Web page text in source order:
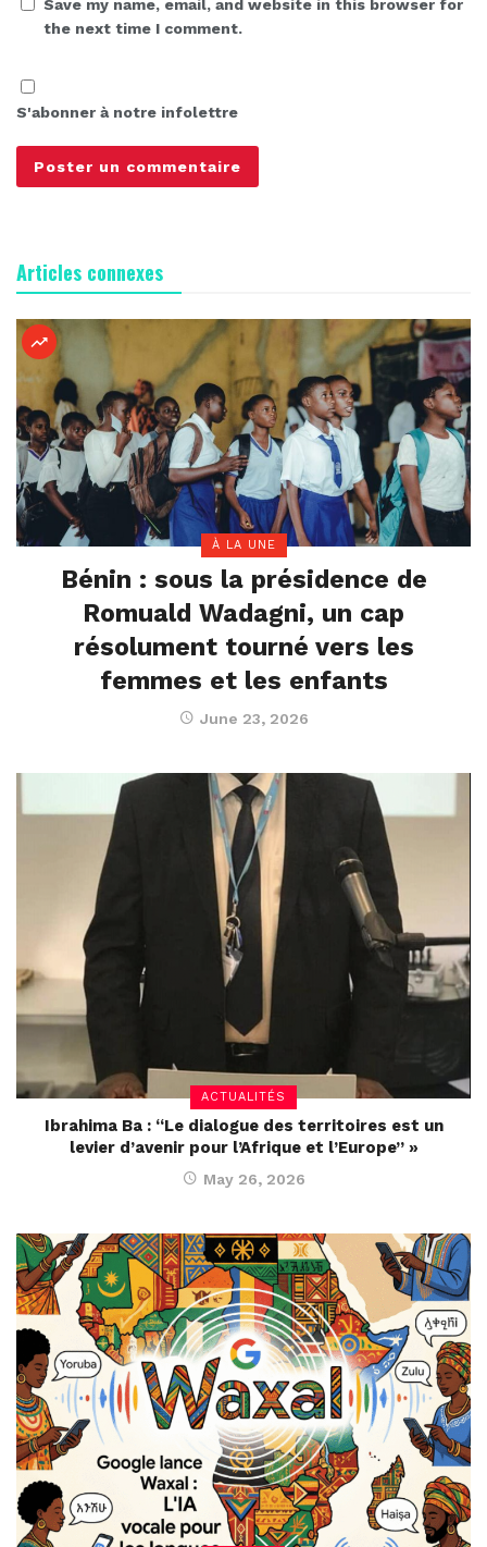
Save my name, email, and website in this browser for
the next time I comment.
S'abonner à notre infolettre
Articles connexes
À LA UNE
Bénin : sous la présidence de
Romuald Wadagni, un cap
résolument tourné vers les
femmes et les enfants
June 23, 2026
ACTUALITÉS
Ibrahima Ba : “Le dialogue des territoires est un
levier d’avenir pour l’Afrique et l’Europe” »
May 26, 2026